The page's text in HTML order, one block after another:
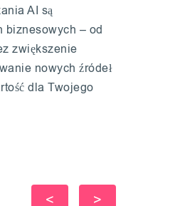
AI są
biznesowych – od
zwiększenie
nowych źródeł
dla Twojego